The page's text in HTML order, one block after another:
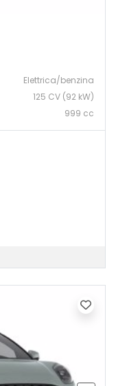
Elettrica/benzina
125 CV (92 kW)
999 cc